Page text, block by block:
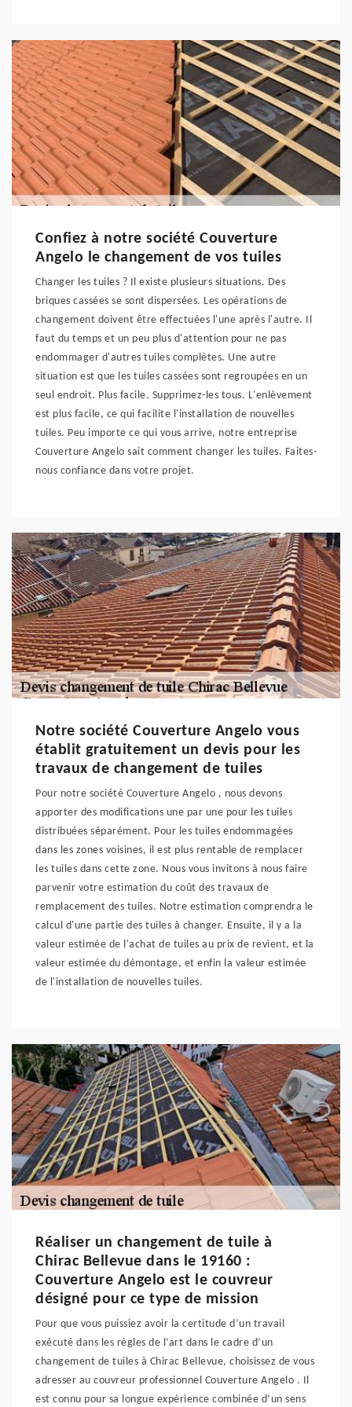
Confiez à notre société Couverture
Angelo le changement de vos tuiles
Changer les tuiles ? Il existe plusieurs situations. Des
briques cassées se sont dispersées. Les opérations de
changement doivent être effectuées l'une après l'autre. Il
faut du temps et un peu plus d'attention pour ne pas
endommager d'autres tuiles complètes. Une autre
situation est que les tuiles cassées sont regroupées en un
seul endroit. Plus facile. Supprimez-les tous. L'enlèvement
est plus facile, ce qui facilite l'installation de nouvelles
tuiles. Peu importe ce qui vous arrive, notre entreprise
Couverture Angelo sait comment changer les tuiles. Faites-
nous confiance dans votre projet.
Notre société Couverture Angelo vous
établit gratuitement un devis pour les
travaux de changement de tuiles
Pour notre société Couverture Angelo , nous devons
apporter des modifications une par une pour les tuiles
distribuées séparément. Pour les tuiles endommagées
dans les zones voisines, il est plus rentable de remplacer
les tuiles dans cette zone. Nous vous invitons à nous faire
parvenir votre estimation du coût des travaux de
remplacement des tuiles. Notre estimation comprendra le
calcul d'une partie des tuiles à changer. Ensuite, il y a la
valeur estimée de l'achat de tuiles au prix de revient, et la
valeur estimée du démontage, et enfin la valeur estimée
de l'installation de nouvelles tuiles.
Réaliser un changement de tuile à
Chirac Bellevue dans le 19160 :
Couverture Angelo est le couvreur
désigné pour ce type de mission
Pour que vous puissiez avoir la certitude d’un travail
exécuté dans les règles de l’art dans le cadre d’un
changement de tuiles à Chirac Bellevue, choisissez de vous
adresser au couvreur professionnel Couverture Angelo . Il
est connu pour sa longue expérience combinée d’un sens